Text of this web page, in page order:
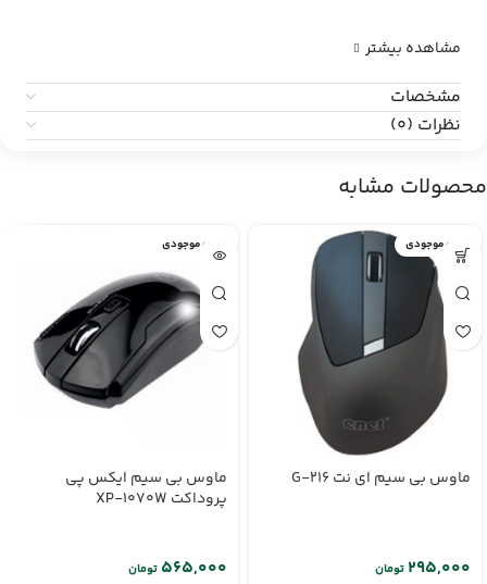
مشاهده بیشتر
مشخصات
نظرات (0)
محصولات مشابه
اتمام موجودی
ماوس بی سیم ای نت G-216
تومان
اتمام موجودی
ماوس بی سیم ایکس پی
پروداکت XP-1070W
تومان